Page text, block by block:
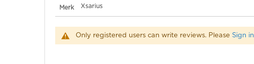
Specificaties
Merk Xsarius
Only registered users can write reviews. Please Sign in